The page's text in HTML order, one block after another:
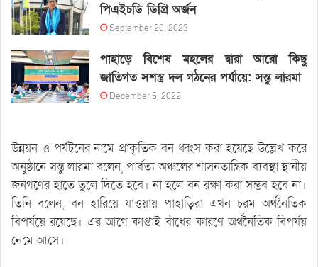
পিএইচডি ডিগ্রি অর্জন
September 20, 2023
পাহাড়ে বিশেষ মহলের দ্বারা আরো কিছু
জাতিগত সশস্ত্র দল গঠনের পর্যায়ে: সন্তু লারমা
December 5, 2022
উন্নয়ন ও পর্যটনের নামে প্রাকৃতিক বন ধ্বংস করা হয়েছে উল্লেখ করে
অনুষ্ঠানে সন্তু লারমা বলেন, পার্বত্য অঞ্চলের শাসনতান্ত্রিক ব্যবস্থা স্থানীয়
জনগণের হাতে তুলে দিতে হবে। না হলে বন রক্ষা করা সম্ভব হবে না।
তিনি বলেন, বন হারিয়ে যাওয়ায় পাহাড়িরা এখন চরম অর্থনৈতিক
বিপর্যয়ে রয়েছে। এর আগে কাপ্তাই বাঁধের কারণে অর্থনৈতিক বিপর্যয়
নেমে আসে।